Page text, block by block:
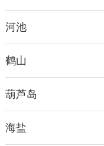
河池
鹤山
葫芦岛
海盐